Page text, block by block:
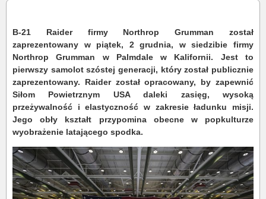
B-21 Raider firmy Northrop Grumman został
zaprezentowany w piątek, 2 grudnia, w siedzibie firmy
Northrop Grumman w Palmdale w Kalifornii. Jest to
pierwszy samolot szóstej generacji, który został publicznie
zaprezentowany. Raider został opracowany, by zapewnić
Siłom Powietrznym USA daleki zasięg, wysoką
przeżywalność i elastyczność w zakresie ładunku misji.
Jego obły kształt przypomina obecne w popkulturze
wyobrażenie latającego spodka.